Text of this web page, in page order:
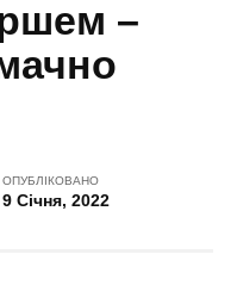
–
ОПУБЛІКОВАНО
9 Січня, 2022